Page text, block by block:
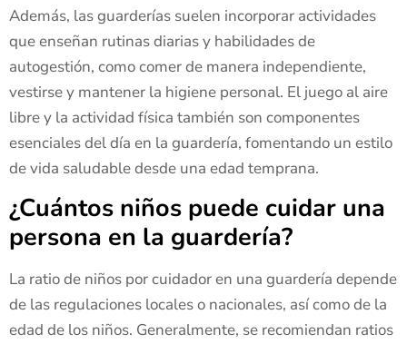
Además, las guarderías suelen incorporar actividades
que enseñan rutinas diarias y habilidades de
autogestión, como comer de manera independiente,
vestirse y mantener la higiene personal. El juego al aire
libre y la actividad física también son componentes
esenciales del día en la guardería, fomentando un estilo
de vida saludable desde una edad temprana.
¿Cuántos niños puede cuidar una
persona en la guardería?
La ratio de niños por cuidador en una guardería depende
de las regulaciones locales o nacionales, así como de la
edad de los niños. Generalmente, se recomiendan ratios